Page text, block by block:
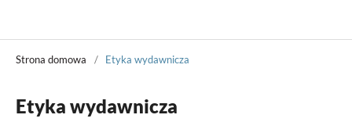
Strona domowa / Etyka wydawnicza
Etyka wydawnicza